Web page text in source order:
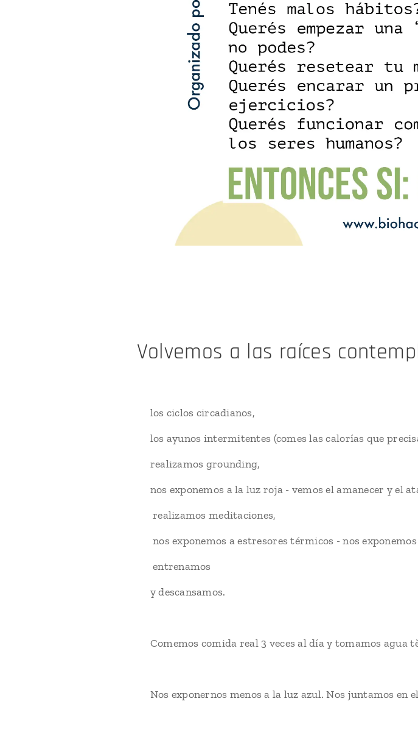
Volvemos a las raíces
🔹los ciclos circadianos,
🔹los ayunos intermitentes (comes las calorías que
🔹realizamos grounding,
🔹nos exponemos a la luz roja - vemos el amanecer y el
🔹realizamos meditaciones,
🔹nos exponemos a estresores térmicos - nos
🔹 entrenamos
🔹y descansamos.
🔹Comemos comida real 3 veces al día y tomamos agua
🔹Nos exponernos menos a la luz azul. Nos juntamos